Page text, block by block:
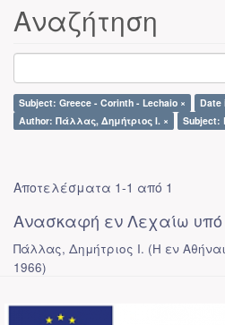
Αναζήτηση
Subject: Greece - Corinth - Lechaio ×
Date
Author: Πάλλας, Δημήτριος Ι. ×
Subject:
Αποτελέσματα 1-1 από 1
Ανασκαφή εν Λεχαίω υπό
Πάλλας, Δημήτριος Ι. (Η εν
1966)